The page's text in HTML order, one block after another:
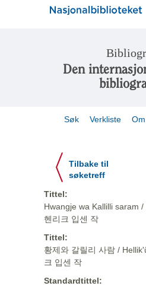
Den
Søk Verkliste
Tilbake til
søketreff
Tittel:
Hwangje wa Kallilli saram
헨리크 입센 작
Tittel:
황제와 갈릴리 사람 /
크 입센 작
Standardtittel: